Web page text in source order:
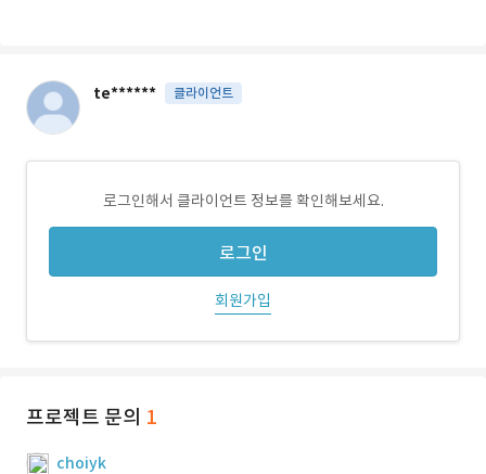
te****** 클라이언트
로그인해서 클라이언트 정보를 확인해보세요.
로그인
회원가입
프로젝트 문의 1
choiyk